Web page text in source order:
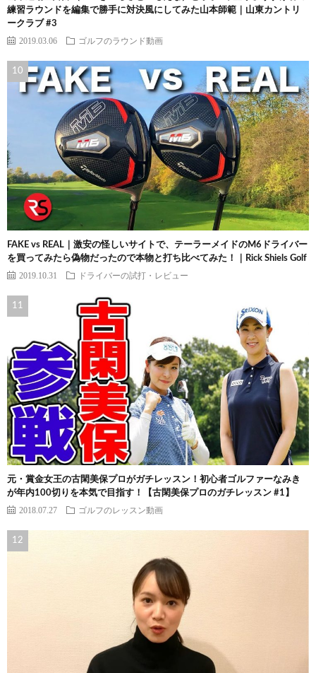
練習ラウンドを編集で勝手に対決風にしてみた山本師範｜山東カントリ
ークラブ #3
2019.03.06 ゴルフのラウンド動画
FAKE vs REAL｜激安の怪しいサイトで、テーラーメイドのM6ドライバー
を買ってみたら偽物だったので本物と打ち比べてみた！｜Rick Shiels Golf
2019.10.31 ドライバーの試打・レビュー
元・賞金女王の古閑美保プロがガチレッスン！初心者ゴルファーなみき
が年内100切りを本気で目指す！【古閑美保プロのガチレッスン #1】
2018.07.27 ゴルフのレッスン動画